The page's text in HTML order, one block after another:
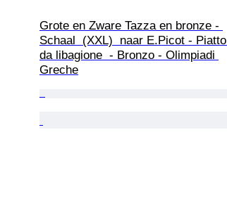
Grote en Zware Tazza en bronze -
Schaal  (XXL)  naar E.Picot - Piatto
da libagione  - Bronzo - Olimpiadi
Greche